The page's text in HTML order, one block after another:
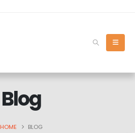
Blog
HOME BLOG